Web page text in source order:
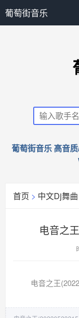
葡萄街音乐
葡萄街音乐 高音
首页 > 中文Dj舞曲
电音之
电音之王